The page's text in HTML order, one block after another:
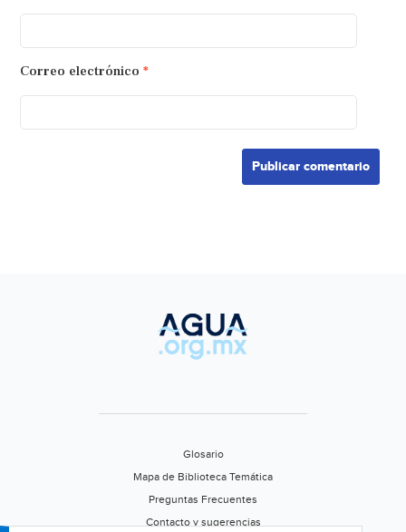
Correo electrónico *
Glosario
Mapa de Biblioteca Temática
Preguntas Frecuentes
Contacto y sugerencias